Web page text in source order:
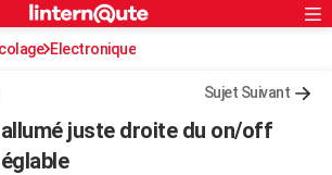
S'inscrire
Connexion
Electronique
Sujet Suivant
juste droite du on/off